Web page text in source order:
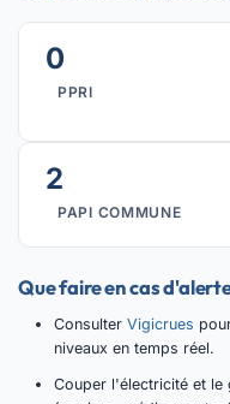
0
PPRI
2
PAPI COMMUNE
Que faire en cas
Consulter Vigicrues
niveaux en temps réel.
Couper l'électricité et le